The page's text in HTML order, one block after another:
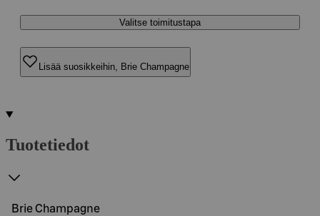
Valitse toimitustapa
Lisää suosikkeihin, Brie Champagne
Tuotetiedot
Brie Champagne